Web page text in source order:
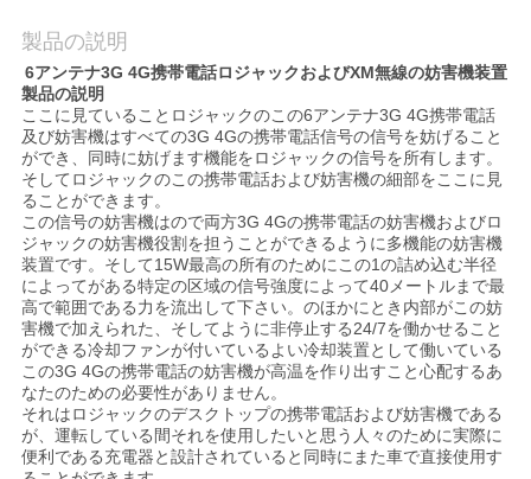
合
わ
せ
ニ
ュ
ー
ス
事
製品の説明
6アンテナ3G 4G携帯電話ロジャックおよびXM無線の妨害機装置
製品の説明
ここに見ていることロジャックのこの6アンテナ3G 4G携帯電話
及び妨害機はすべての3G 4Gの携帯電話信号の信号を妨げること
ができ、同時に妨げます機能をロジャックの信号を所有します。
そしてロジャックのこの携帯電話および妨害機の細部をここに見
ることができます。
この信号の妨害機はので両方3G 4Gの携帯電話の妨害機およびロ
ジャックの妨害機役割を担うことができるように多機能の妨害機
装置です。そして15W最高の所有のためにこの1の詰め込む半径
によってがある特定の区域の信号強度によって40メートルまで最
高で範囲である力を流出して下さい。のほかにとき内部がこの妨
害機で加えられた、そしてように非停止する24/7を働かせること
ができる冷却ファンが付いているよい冷却装置として働いている
この3G 4Gの携帯電話の妨害機が高温を作り出すこと心配するあ
なたのための必要性がありません。
それはロジャックのデスクトップの携帯電話および妨害機である
が、運転している間それを使用したいと思う人々のために実際に
便利である充電器と設計されていると同時にまた車で直接使用す